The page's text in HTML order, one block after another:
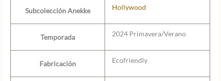
Subcolección Anekke Hollywood
Temporada 2024 Primavera/Verano
Fabricación Ecofriendly